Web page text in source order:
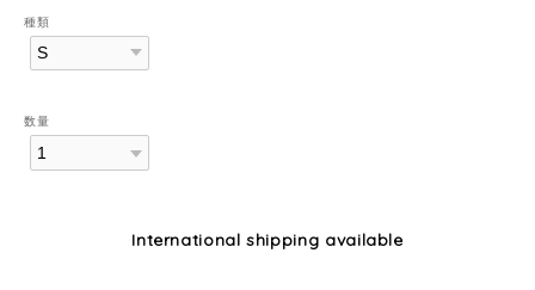
種類
数量
International shipping available